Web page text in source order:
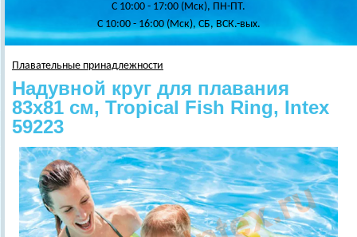
C 10:00 - 17:00 (Мск), ПН-ПТ.
C 10:00 - 16:00 (Мск), СБ, ВСК.-вых.
Плавательные принадлежности
Надувной круг для плавания
83х81 см, Tropical Fish Ring, Intex
59223